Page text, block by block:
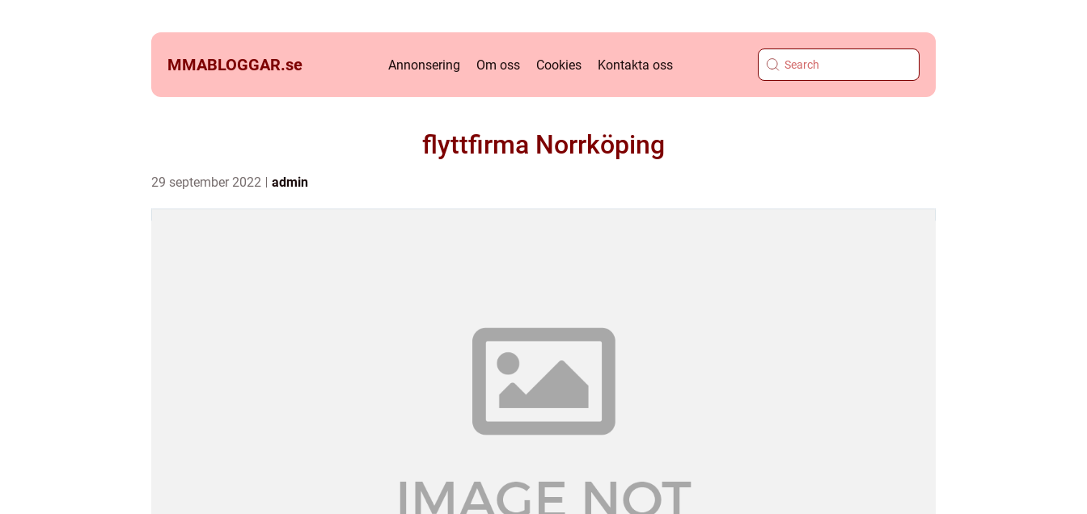
MMABLOGGAR.se Annonsering Om oss Cookies Kontakta oss
flyttfirma Norrköping
29 september 2022 admin